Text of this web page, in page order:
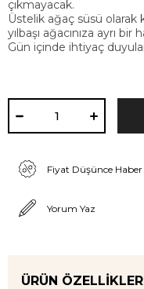
çıkmayacak.
Üstelik ağaç süsü
yılbaşı ağacınıza ayrı bir
Gün içinde ihtiyaç
Fiyat Düşünce Haber
Yorum Yaz
ÜRÜN